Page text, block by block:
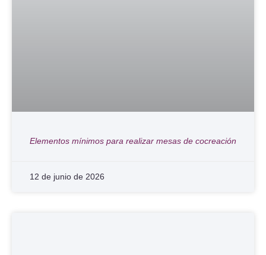
Elementos mínimos para realizar mesas de cocreación
12 de junio de 2026